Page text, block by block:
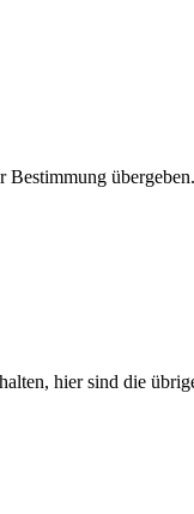
Bestimmung übergeben.
hier sind die